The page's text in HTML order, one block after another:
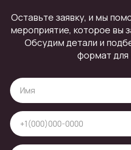
Оставьте заявку, и мы
мероприятие, которое вы
Обсудим детали и
формат для